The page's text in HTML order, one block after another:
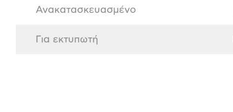
Ανακατασκευασμένο
Για εκτυπωτή